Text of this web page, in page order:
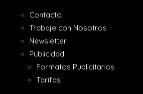
Contacto
Trabaje con Nosotros
Newsletter
Publicidad
Formatos Publicitarios
Tarifas